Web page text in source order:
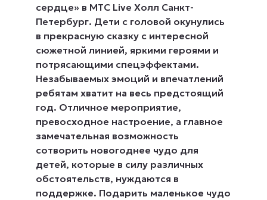
сердце» в МТС Live Холл Санкт-
Петербург. Дети с головой окунулись
в прекрасную сказку с интересной
сюжетной линией, яркими героями и
потрясающими спецэффектами.
Незабываемых эмоций и впечатлений
ребятам хватит на весь предстоящий
год. Отличное мероприятие,
превосходное настроение, а главное
замечательная возможность
сотворить новогоднее чудо для
детей, которые в силу различных
обстоятельств, нуждаются в
поддержке. Подарить маленькое чудо